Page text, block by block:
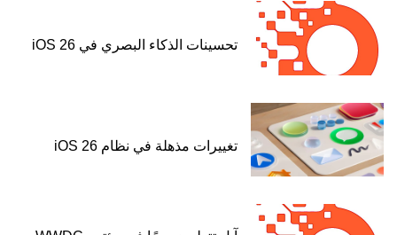
تحسينات الذكاء البصري في iOS 26
تغييرات مذهلة في نظام iOS 26